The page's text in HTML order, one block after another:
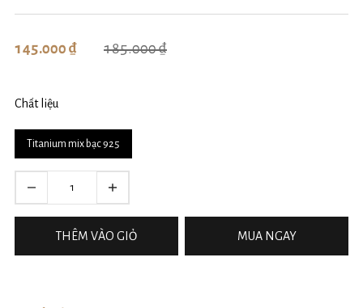
185.000 ₫
145.000 ₫
Chất liệu
Titanium mix bạc 925
THÊM VÀO GIỎ MUA NGAY